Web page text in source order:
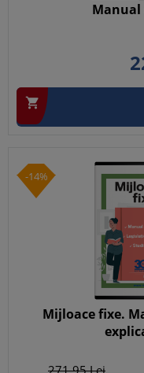
Manual

-14%
Mijloace fixe.
271,95Lei